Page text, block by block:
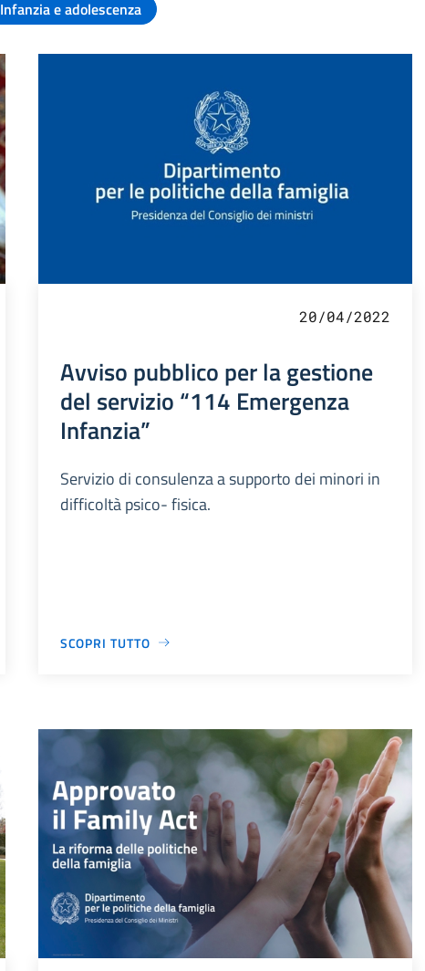
Infanzia e adolescenza
20/04/2022
Avviso pubblico per la gestione
del servizio “114 Emergenza
Infanzia”
Servizio di consulenza a supporto dei minori in
difficoltà psico- fisica.
SCOPRI TUTTO